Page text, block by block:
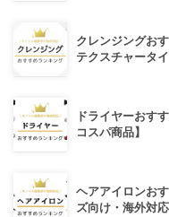
クレンジングお
テクスチャータ
ドライヤーおす
コスパ商品】
ヘアアイロンお
ズ向け・海外対